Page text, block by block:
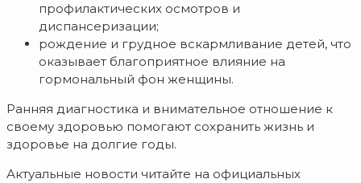
профилактических осмотров и
диспансеризации;
рождение и грудное вскармливание детей, что
оказывает благоприятное влияние на
гормональный фон женщины.
Ранняя диагностика и внимательное отношение к
своему здоровью помогают сохранить жизнь и
здоровье на долгие годы.
Актуальные новости читайте на официальных